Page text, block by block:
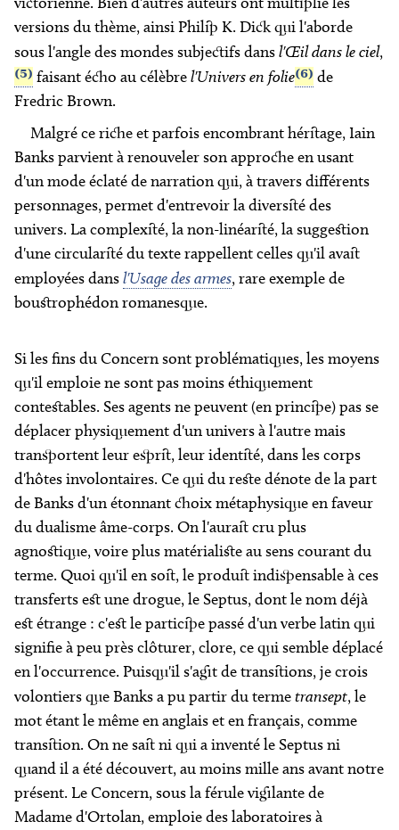
versions du thème, ainsi Philip K. Dick qui l'aborde
sous l'angle des mondes subjectifs dansl'Œil dans le ciel,
(5) faisant écho au célèbrel'Univers en folie(6) de
Fredric Brown.
Malgré ce riche et parfois encombrant héritage, Iain
Banks parvient à renouveler son approche en usant
d'un mode éclaté de narration qui, à travers différents
personnages, permet d'entrevoir la diversité des
univers. La complexité, la non-linéarité, la suggestion
d'une circularité du texte rappellent celles qu'il avait
employées dansl'Usage des armes, rare exemple de
boustrophédon romanesque.
Si les fins duConcernsont problématiques, les moyens
qu'il emploie ne sont pas moins éthiquement
contestables. Ses agents ne peuvent (en principe) pas se
déplacer physiquement d'un univers à l'autre mais
transportent leur esprit, leur identité, dans les corps
d'hôtes involontaires. Ce qui du reste dénote de la part
de Banks d'un étonnant choix métaphysique en faveur
du dualisme âme-corps. On l'aurait cru plus
agnostique, voire plus matérialiste au sens courant du
terme. Quoi qu'il en soit, le produit indispensable à ces
transferts est une drogue, le Septus, dont le nom déjà
est étrange : c'est le participe passé d'un verbe latin qui
signifie à peu près clôturer, clore, ce qui semble déplacé
en l'occurrence. Puisqu'il s'agit de transitions, je crois
volontiers que Banks a pu partir du termetransept, le
mot étant le même en anglais et en français, comme
transition. On ne sait ni qui a inventé le Septus ni
quand il a été découvert, au moins mille ans avant notre
présent. LeConcern, sous la férule vigilante de
Madame d'Ortolan, emploie des laboratoires à